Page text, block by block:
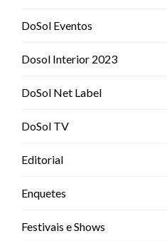
DoSol Eventos
Dosol Interior 2023
DoSol Net Label
DoSol TV
Editorial
Enquetes
Festivais e Shows